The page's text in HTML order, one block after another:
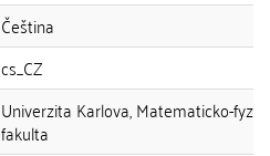
Čeština
cs_CZ
Univerzita Karlova, Matematicko-
fakulta